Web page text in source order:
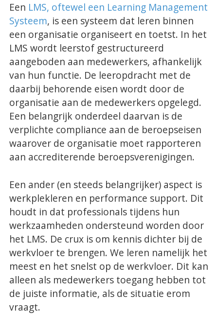
Contact
Een LMS, oftewel een Learning Management
Systeem, is een systeem dat leren binnen
een organisatie organiseert en toetst. In het
LMS wordt leerstof gestructureerd
aangeboden aan medewerkers, afhankelijk
van hun functie. De leeropdracht met de
daarbij behorende eisen wordt door de
organisatie aan de medewerkers opgelegd.
Een belangrijk onderdeel daarvan is de
verplichte compliance aan de beroepseisen
waarover de organisatie moet rapporteren
aan accrediterende beroepsverenigingen.
Een ander (en steeds belangrijker) aspect is
werkplekleren en performance support. Dit
houdt in dat professionals tijdens hun
werkzaamheden ondersteund worden door
het LMS. De crux is om kennis dichter bij de
werkvloer te brengen. We leren namelijk het
meest en het snelst op de werkvloer. Dit kan
alleen als medewerkers toegang hebben tot
de juiste informatie, als de situatie erom
vraagt.